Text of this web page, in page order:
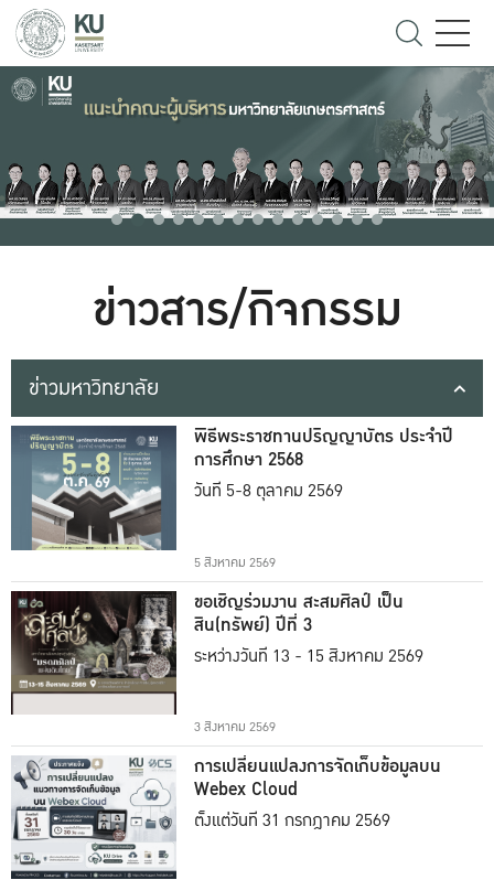
ข่าวสาร/กิจกรรม
ข่าวมหาวิทยาลัย
พิธีพระราชทานปริญญาบัตร ประจำปี
การศึกษา 2568
วันที่ 5-8 ตุลาคม 2569
5 สิงหาคม 2569
ขอเชิญร่วมงาน สะสมศิลป์ เป็น
สิน(ทรัพย์) ปีที่ 3
ระหว่างวันที่ 13 - 15 สิงหาคม 2569
3 สิงหาคม 2569
การเปลี่ยนแปลงการจัดเก็บข้อมูลบน
Webex Cloud
ตั้งแต่วันที่ 31 กรกฎาคม 2569